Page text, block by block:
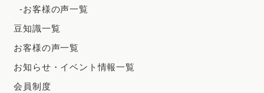
-お客様の声一覧
豆知識一覧
お客様の声一覧
お知らせ・イベント情報一覧
会員制度